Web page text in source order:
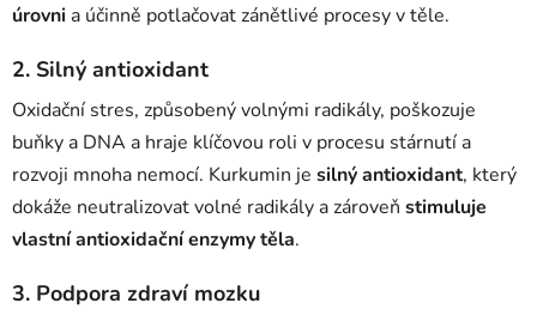
úrovni a účinně potlačovat zánětlivé procesy v těle.
2. Silný antioxidant
Oxidační stres, způsobený volnými radikály, poškozuje
buňky a DNA a hraje klíčovou roli v procesu stárnutí a
rozvoji mnoha nemocí. Kurkumin je silný antioxidant, který
dokáže neutralizovat volné radikály a zároveň stimuluje
vlastní antioxidační enzymy těla.
3. Podpora zdraví mozku